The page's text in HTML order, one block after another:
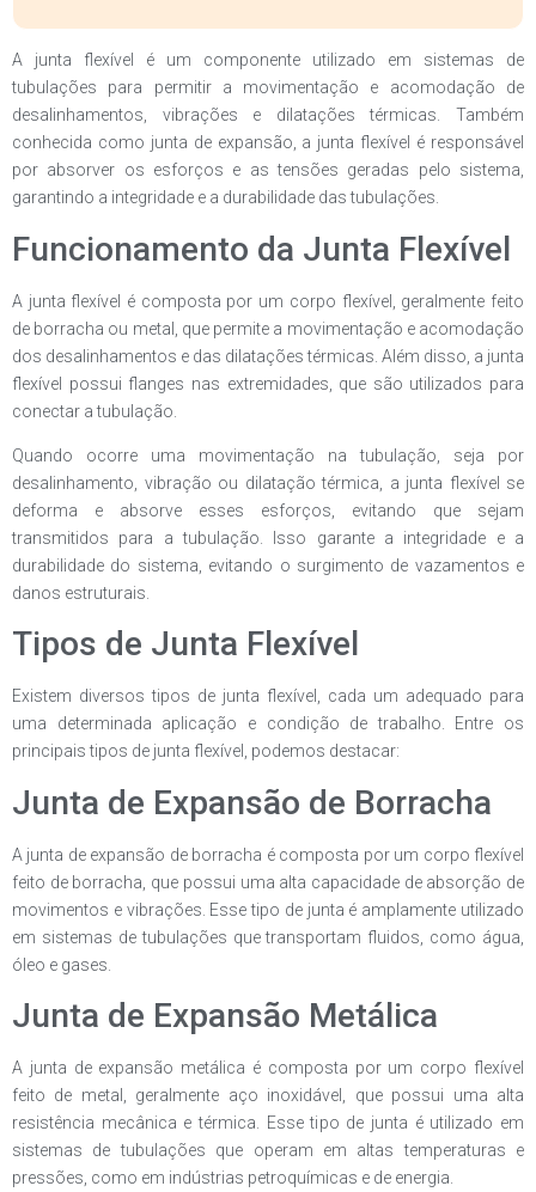
A junta flexível é um componente utilizado em sistemas de
tubulações para permitir a movimentação e acomodação de
desalinhamentos, vibrações e dilatações térmicas. Também
conhecida como junta de expansão, a junta flexível é responsável
por absorver os esforços e as tensões geradas pelo sistema,
garantindo a integridade e a durabilidade das tubulações.
Funcionamento da Junta Flexível
A junta flexível é composta por um corpo flexível, geralmente feito
de borracha ou metal, que permite a movimentação e acomodação
dos desalinhamentos e das dilatações térmicas. Além disso, a junta
flexível possui flanges nas extremidades, que são utilizados para
conectar a tubulação.
Quando ocorre uma movimentação na tubulação, seja por
desalinhamento, vibração ou dilatação térmica, a junta flexível se
deforma e absorve esses esforços, evitando que sejam
transmitidos para a tubulação. Isso garante a integridade e a
durabilidade do sistema, evitando o surgimento de vazamentos e
danos estruturais.
Tipos de Junta Flexível
Existem diversos tipos de junta flexível, cada um adequado para
uma determinada aplicação e condição de trabalho. Entre os
principais tipos de junta flexível, podemos destacar:
Junta de Expansão de Borracha
A junta de expansão de borracha é composta por um corpo flexível
feito de borracha, que possui uma alta capacidade de absorção de
movimentos e vibrações. Esse tipo de junta é amplamente utilizado
em sistemas de tubulações que transportam fluidos, como água,
óleo e gases.
Junta de Expansão Metálica
A junta de expansão metálica é composta por um corpo flexível
feito de metal, geralmente aço inoxidável, que possui uma alta
resistência mecânica e térmica. Esse tipo de junta é utilizado em
sistemas de tubulações que operam em altas temperaturas e
pressões, como em indústrias petroquímicas e de energia.